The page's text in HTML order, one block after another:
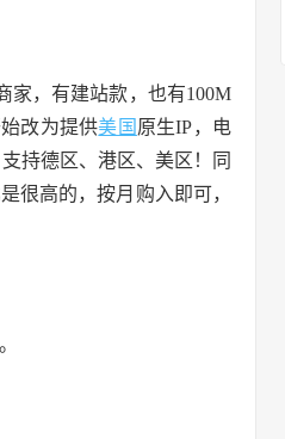
家，有建站款，也有100M
改为提供美国 原生IP，电
持德区、港区、美区！同
很高的，按月购入即可，